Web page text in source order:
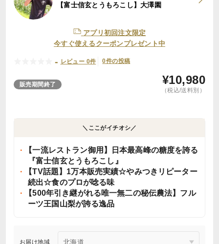
【富士信玄とうもろこし】大澤園
アプリ初回注文限定
今すぐ使えるクーポンプレゼント中
- レビュー 0件 0件の投稿
販売期間終了 ¥10,980
（税込/送料別）
＼ここがイチオシ／
【一流レストラン御用】日本最高峰の糖度を誇る
『富士信玄とうもろこし』
【TV話題】1万本販売実績☆やみつきリピーター
続出☆食のプロが唸る味
【500年引き継がれる唯一無二の秘伝農法】フル
ーツ王国山梨が誇る逸品
お届け地域